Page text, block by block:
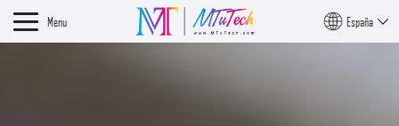
Menu España